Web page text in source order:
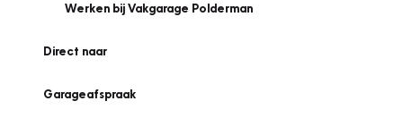
Werken bij Vakgarage Polderman
Direct naar
Garageafspraak